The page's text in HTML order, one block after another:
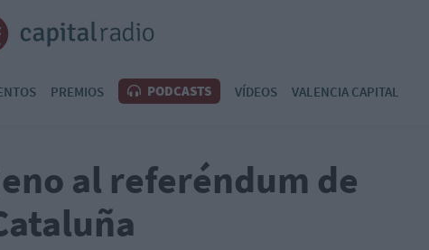
PREMIOS PODCASTS VÍDEOS VALENCIA CAPITAL
al referéndum de